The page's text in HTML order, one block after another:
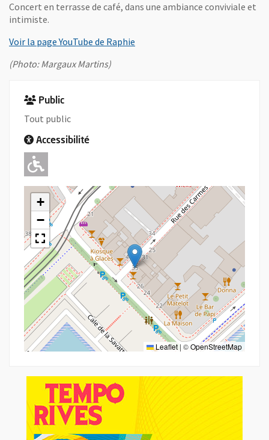
Concert en terrasse de café, dans une ambiance conviviale et
intimiste.
Voir la page YouTube de Raphie
(Photo: Margaux Martins)
Public
Tout public
Accessibilité
Adapté pour l'handicap Moteur
+
−
Leaflet | ©OpenStreetMap